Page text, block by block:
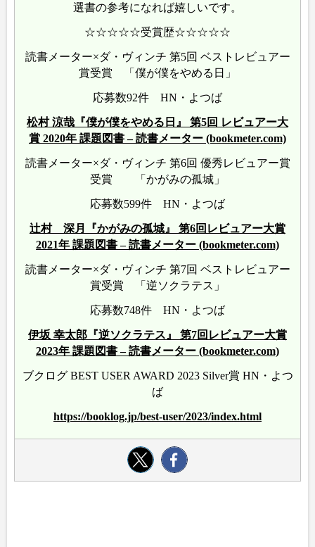
選書の参考になれば嬉しいです。
☆☆☆☆☆受賞歴☆☆☆☆☆
読書メーター×ダ・ヴィンチ 第5回 ベストレビュアー
賞受賞 「僕が僕をやめる日」
応募数92件 HN・よつば
松村 涼哉『僕が僕をやめる日』 第5回 レビュアー大
賞 2020年 課題図書 – 読書メーター (bookmeter.com)
読書メーター×ダ・ヴィンチ 第6回 優秀レビュアー賞
受賞 「かがみの孤城」
応募数599件 HN・よつば
辻村 深月『かがみの孤城』 第6回レビュアー大賞
2021年 課題図書 – 読書メーター (bookmeter.com)
読書メーター×ダ・ヴィンチ 第7回 ベストレビュアー
賞受賞 「逆ソクラテス」
応募数748件 HN・よつば
伊坂 幸太郎『逆ソクラテス』 第7回レビュアー大賞
2023年 課題図書 – 読書メーター (bookmeter.com)
ブクログ BEST USER AWARD 2023 Silver賞 HN・よつ
ば
https://booklog.jp/best-user/2023/index.html